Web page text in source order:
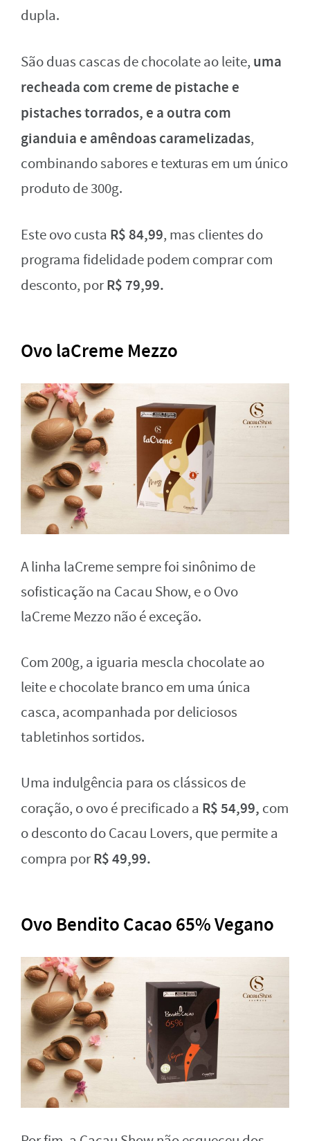
dupla.
São duas cascas de chocolate ao leite, uma
recheada com creme de pistache e
pistaches torrados, e a outra com
gianduia e amêndoas caramelizadas,
combinando sabores e texturas em um único
produto de 300g.
Este ovo custa R$ 84,99, mas clientes do
programa fidelidade podem comprar com
desconto, porR$ 79,99.
Ovo laCreme Mezzo
A linha laCreme sempre foi sinônimo de
sofisticação na Cacau Show, e o Ovo
laCreme Mezzo não é exceção.
Com 200g, a iguaria mescla chocolate ao
leite e chocolate branco em uma única
casca, acompanhada por deliciosos
tabletinhos sortidos.
Uma indulgência para os clássicos de
coração, o ovo é precificado a R$ 54,99, com
o desconto do Cacau Lovers, que permite a
compra porR$ 49,99.
Ovo Bendito Cacao 65% Vegano